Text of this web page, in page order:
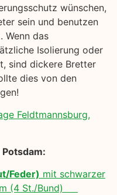
wünschen,
sein und benutzen
Wenn das
Isolierung oder
sind dickere Bretter
dies von den
Feldtmannsburg,
Feder) mit schwarzer
(4 St./Bund)